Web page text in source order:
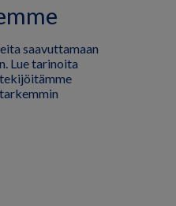
saavuttamaan
Lue tarinoita